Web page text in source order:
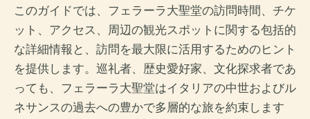
このガイドでは、フェラーラ大聖堂の訪問時間、チケ
ット、アクセス、周辺の観光スポットに関する包括的
な詳細情報と、訪問を最大限に活用するためのヒント
を提供します。巡礼者、歴史愛好家、文化探求者であ
っても、フェラーラ大聖堂はイタリアの中世およびル
ネサンスの過去への豊かで多層的な旅を約束します